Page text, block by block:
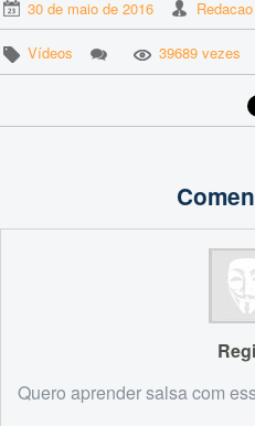
30 de maio de 2016 Redacao
Vídeos 39689 vezes
Quero aprender salsa com